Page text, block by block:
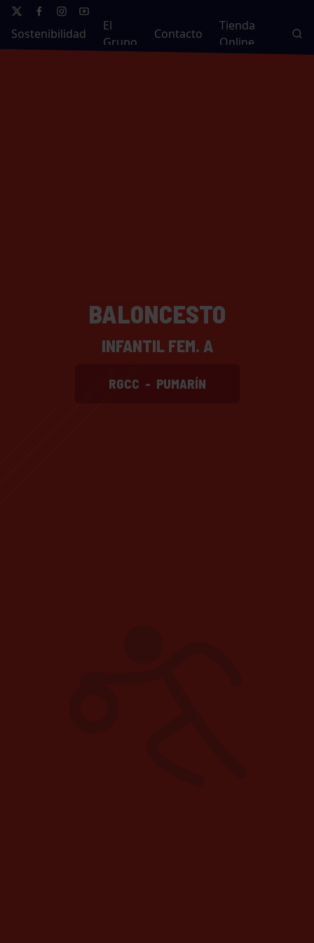
Sostenibilidad
El
Grupo
Contacto
Tienda
Online
BALONCESTO
INFANTIL FEM. A
RGCC - PUMARÍN